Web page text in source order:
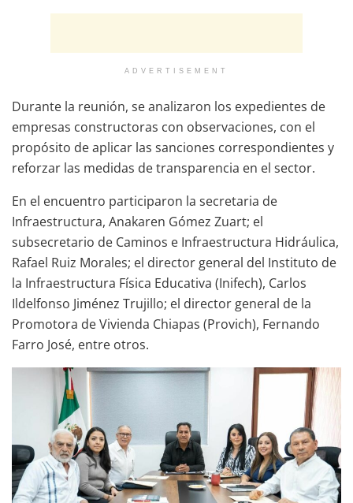
ADVERTISEMENT
Durante la reunión, se analizaron los expedientes de
empresas constructoras con observaciones, con el
propósito de aplicar las sanciones correspondientes y
reforzar las medidas de transparencia en el sector.
En el encuentro participaron la secretaria de
Infraestructura, Anakaren Gómez Zuart; el
subsecretario de Caminos e Infraestructura Hidráulica,
Rafael Ruiz Morales; el director general del Instituto de
la Infraestructura Física Educativa (Inifech), Carlos
Ildelfonso Jiménez Trujillo; el director general de la
Promotora de Vivienda Chiapas (Provich), Fernando
Farro José, entre otros.